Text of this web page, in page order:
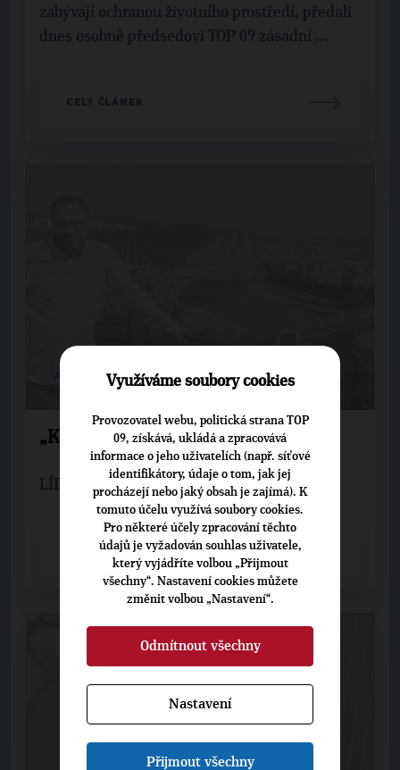
zabývají ochranou životního prostředí, předali
dnes osobně předsedovi TOP 09 zásadní ...
CELÝ ČLÁNEK
4. 9. 2017
„Kdy na vandr? Jedině v zimě“
LÍDŘI POD LUPOU, ÚSTECKÝ KRAJ
CELÝ ČLÁNEK
Využíváme soubory cookies
Provozovatel webu, politická strana TOP
09, získává, ukládá a zpracovává
informace o jeho uživatelích (např. síťové
identifikátory, údaje o tom, jak jej
procházejí nebo jaký obsah je zajímá). K
tomuto účelu využívá soubory cookies.
Pro některé účely zpracování těchto
údajů je vyžadován souhlas uživatele,
který vyjádříte volbou „Přijmout
všechny“. Nastavení cookies můžete
změnit volbou „Nastavení“.
Odmítnout všechny
Nastavení
Přijmout všechny